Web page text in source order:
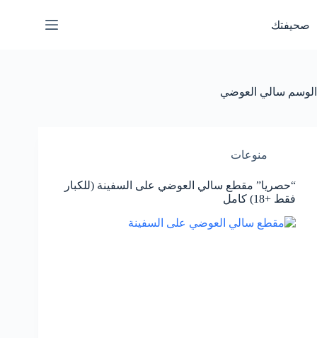
المحتوى
صحيفتك
الوسم سالي العوضي
منوعات
“حصريا” مقطع سالي العوضي على السفينة (للكبار
فقط +18) كامل